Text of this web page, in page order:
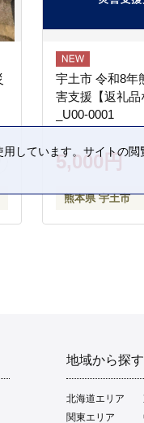
宇土市 令和8年
害支援【返礼品
_U00-0001
5,000円
熊本県 宇土市
地域から探す
北海道エリア
関東エリア
しています。サイトの